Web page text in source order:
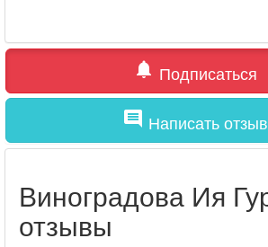
notifications Подписаться
comment Написать отзыв
Виноградова Ия
отзывы